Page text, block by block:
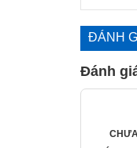
ĐÁNH
Đánh